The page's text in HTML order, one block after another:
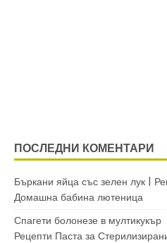
ПОСЛЕДНИ КОМЕНТАРИ
Бъркани яйца със зелен лук |
Домашна бабина лютеница
Спагети болонезе в мултикукър
Рецепти Паста за